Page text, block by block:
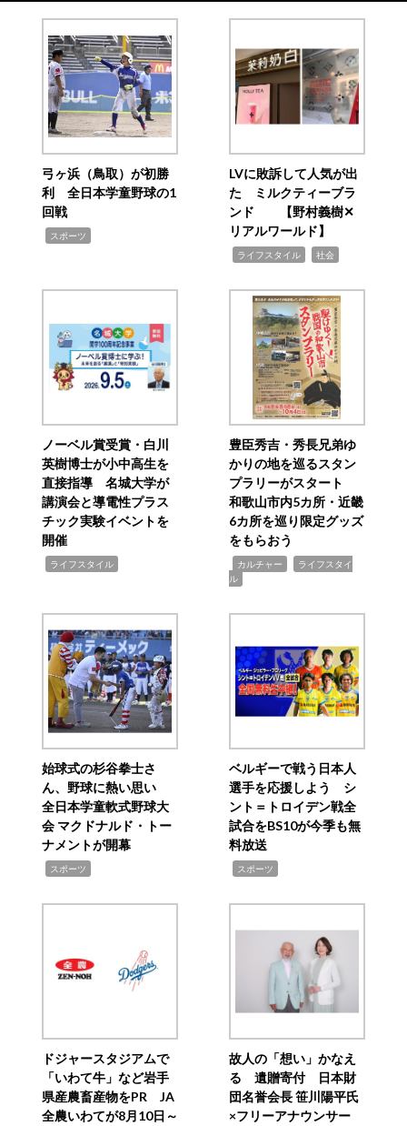
弓ヶ浜（鳥取）が初勝
利 全日本学童野球の1
回戦
スポーツ
LVに敗訴して人気が出
た ミルクティーブラ
ンド 【野村義樹✕
リアルワールド】
ライフスタイル 社会
ノーベル賞受賞・白川
英樹博士が小中高生を
直接指導 名城大学が
講演会と導電性プラス
チック実験イベントを
開催
ライフスタイル
豊臣秀吉・秀長兄弟ゆ
かりの地を巡るスタン
プラリーがスタート
和歌山市内5カ所・近畿
6カ所を巡り限定グッズ
をもらおう
カルチャー
ライフスタイ
ル
始球式の杉谷拳士さ
ん、野球に熱い思い
全日本学童軟式野球大
会 マクドナルド・トー
ナメントが開幕
スポーツ
ベルギーで戦う日本人
選手を応援しよう シ
ント＝トロイデン戦全
試合をBS10が今季も無
料放送
スポーツ
ドジャースタジアムで
「いわて牛」など岩手
県産農畜産物をPR JA
全農いわてが8月10日～
故人の「想い」かなえ
る 遺贈寄付 日本財
団名誉会長 笹川陽平氏
×フリーアナウンサー